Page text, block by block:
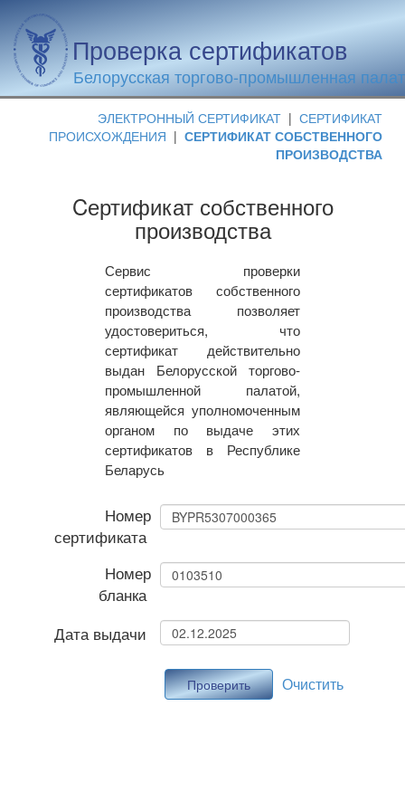
Проверка сертификатов
Белорусская торгово-промышленная
ЭЛЕКТРОННЫЙ СЕРТИФИКАТ | СЕРТИФИКАТ
ПРОИСХОЖДЕНИЯ | СЕРТИФИКАТ СОБСТВЕННОГО
ПРОИЗВОДСТВА
Cертификат собственного
производства
Сервис проверки
сертификатов собственного
производства позволяет
удостовериться, что
сертификат действительно
выдан Белорусской торгово-
промышленной палатой,
являющейся уполномоченным
органом по выдаче этих
сертификатов в Республике
Беларусь
Номер
сертификата
Номер
бланка
Дата выдачи
Проверить Очистить